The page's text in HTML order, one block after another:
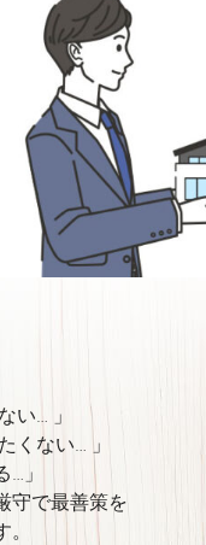
い… 」
くない… 」
…」
守で最善策を